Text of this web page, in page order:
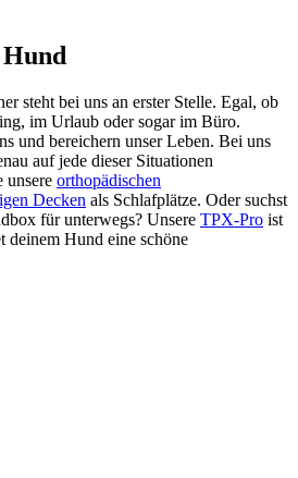
steht bei uns an erster Stelle. Egal, ob
im Urlaub oder sogar im Büro.
und bereichern unser Leben. Bei uns
auf jede dieser Situationen
unsere orthopädischen
Decken als Schlafplätze. Oder suchst
für unterwegs? Unsere TPX-Pro ist
deinem Hund eine schöne